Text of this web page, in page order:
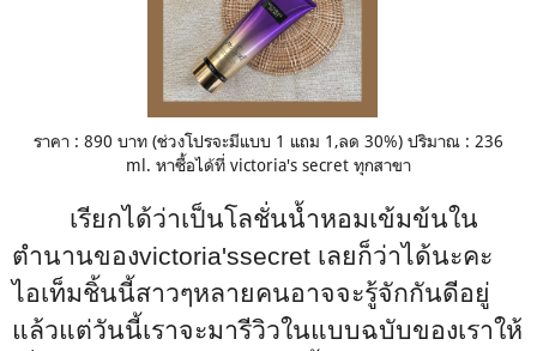
ราคา : 890 บาท (ช่วงโปรจะมีแบบ 1 แถม 1,ลด 30%) ปริมาณ : 236
ml. หาซื้อได้ที่ victoria's secret ทุกสาขา
เรียกได้ว่าเป็นโลชั่นน้ำหอมเข้มข้นใน
ตำนานของvictoria'ssecret เลยก็ว่าได้นะคะ
ไอเท็มชิ้นนี้สาวๆหลายคนอาจจะรู้จักกันดีอยู่
แล้วแต่วันนี้เราจะมารีวิวในแบบฉบับของเราให้